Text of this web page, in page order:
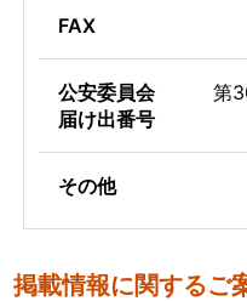
FAX
公安委員会
届け出番号
第
その他
掲載情報に関するご